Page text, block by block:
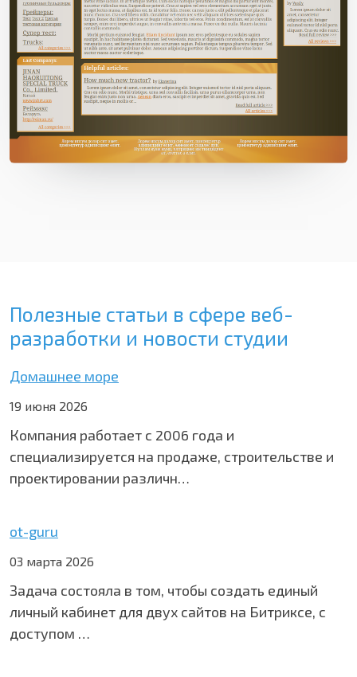
Полезные статьи в сфере веб-
разработки и новости студии
Домашнее море
19 июня 2026
Компания работает с 2006 года и
специализируется на продаже, строительстве и
проектировании различн…
ot-guru
03 марта 2026
Задача состояла в том, чтобы создать единый
личный кабинет для двух сайтов на Битриксе, с
доступом …